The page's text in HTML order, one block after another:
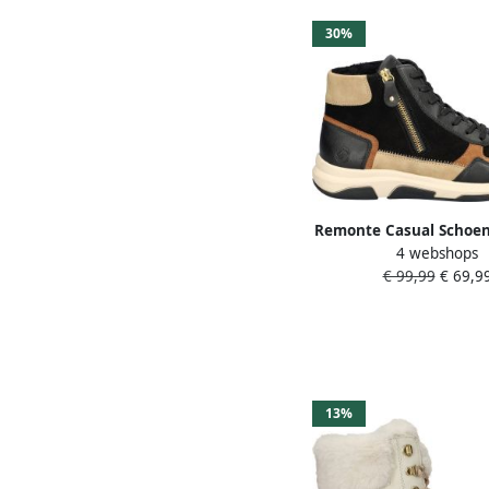
30%
Remonte Casual
Black Heren
4 webshops
€ 99,99€
13%